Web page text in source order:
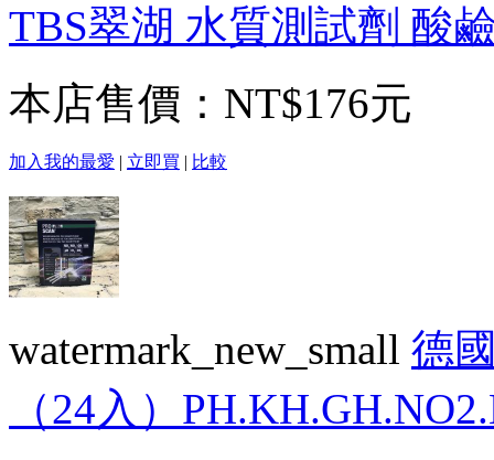
TBS翠湖 水質測試劑 酸
本店售價： NT$176元
加入我的最愛 | 立即買 | 比較
watermark_new_small 德
（24入）